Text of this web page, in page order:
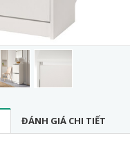
ĐÁNH GIÁ CHI TIẾT